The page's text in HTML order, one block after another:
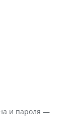
и пароля —